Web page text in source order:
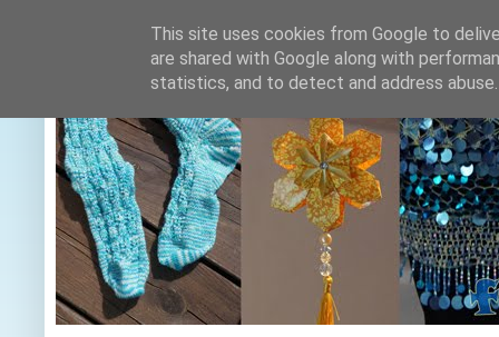
This site uses cookies from Google to
are shared with Google along with
statistics, and to detect and address abuse.